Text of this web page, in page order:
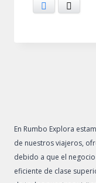
Facebook
En Rumbo Explora
de nuestros viajeros,
debido a que el
eficiente de clase